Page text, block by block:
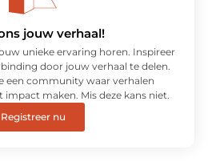
jouw verhaal!
unieke ervaring horen. Inspireer
door jouw verhaal te delen.
een community waar verhalen
maken. Mis deze kans niet.
Registreer nu